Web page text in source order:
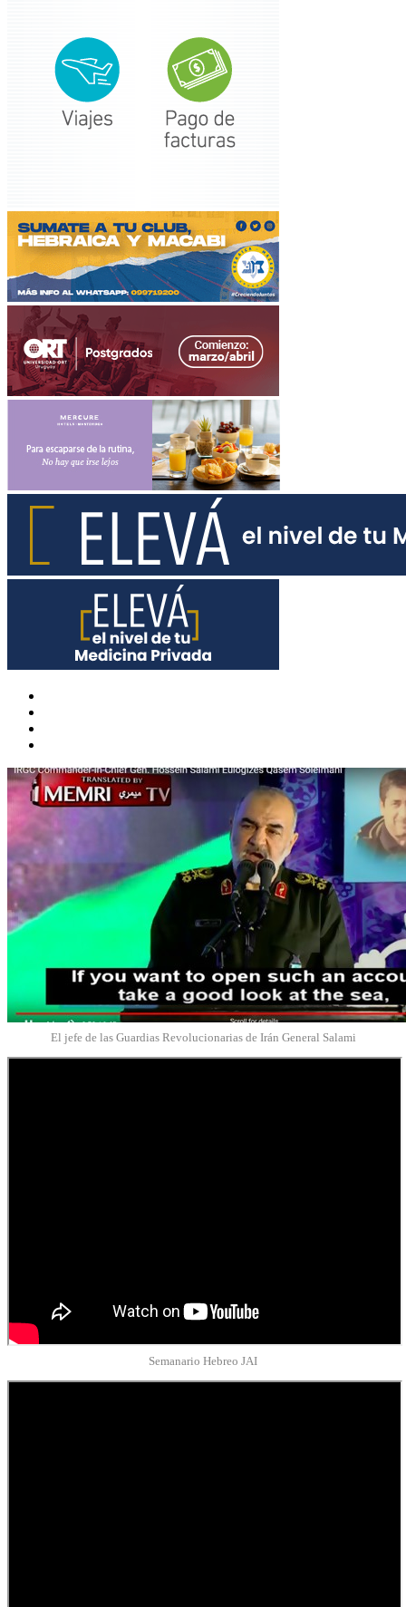
El jefe de las Guardias Revolucionarias de Irán General Salami
Semanario Hebreo JAI